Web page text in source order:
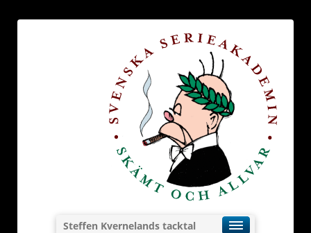
Steffen Kvernelands tacktal